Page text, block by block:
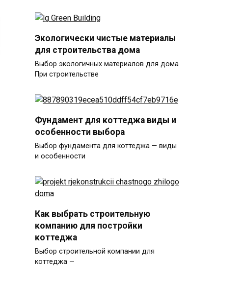
Экологически чистые материалы
для строительства дома
Выбор экологичных материалов для дома
При строительстве
Фундамент для коттеджа виды и
особенности выбора
Выбор фундамента для коттеджа — виды
и особенности
Как выбрать строительную
компанию для постройки
коттеджа
Выбор строительной компании для
коттеджа —